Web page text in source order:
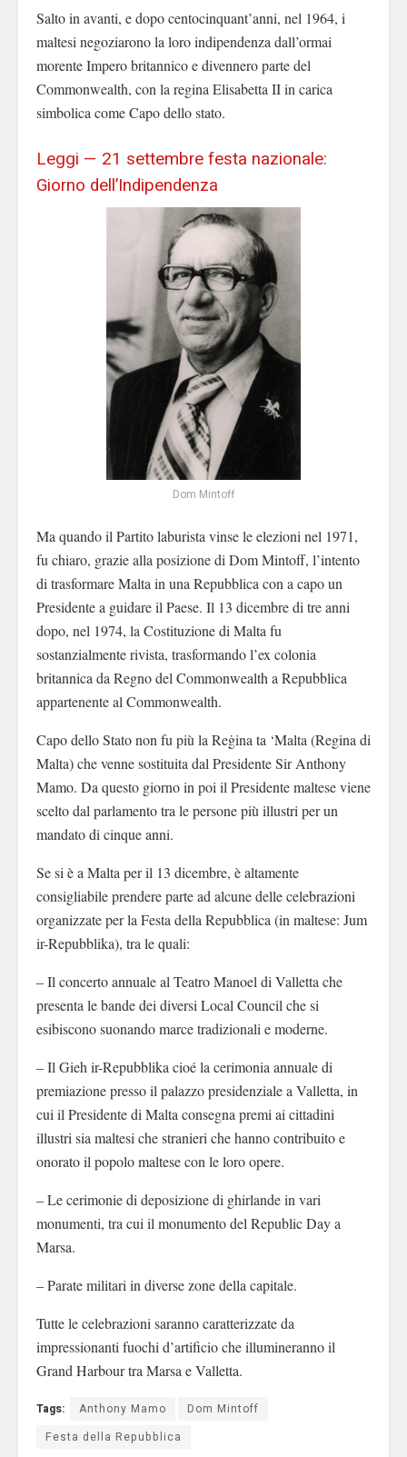
Salto in avanti, e dopo centocinquant’anni, nel 1964, i
maltesi negoziarono la loro indipendenza dall’ormai
morente Impero britannico e divennero parte del
Commonwealth, con la regina Elisabetta II in carica
simbolica come Capo dello stato.
Leggi — 21 settembre festa nazionale:
Giorno dell’Indipendenza
Dom Mintoff
Ma quando il Partito laburista vinse le elezioni nel 1971,
fu chiaro, grazie alla posizione di Dom Mintoff, l’intento
di trasformare Malta in una Repubblica con a capo un
Presidente a guidare il Paese. Il 13 dicembre di tre anni
dopo, nel 1974, la Costituzione di Malta fu
sostanzialmente rivista, trasformando l’ex colonia
britannica da Regno del Commonwealth a Repubblica
appartenente al Commonwealth.
Capo dello Stato non fu più la Reġina ta ‘Malta (Regina di
Malta) che venne sostituita dal Presidente Sir Anthony
Mamo. Da questo giorno in poi il Presidente maltese viene
scelto dal parlamento tra le persone più illustri per un
mandato di cinque anni.
Se si è a Malta per il 13 dicembre, è altamente
consigliabile prendere parte ad alcune delle celebrazioni
organizzate per la Festa della Repubblica (in maltese: Jum
ir-Repubblika), tra le quali:
– Il concerto annuale al Teatro Manoel di Valletta che
presenta le bande dei diversi Local Council che si
esibiscono suonando marce tradizionali e moderne.
– Il Gieh ir-Repubblika cioé la cerimonia annuale di
premiazione presso il palazzo presidenziale a Valletta, in
cui il Presidente di Malta consegna premi ai cittadini
illustri sia maltesi che stranieri che hanno contribuito e
onorato il popolo maltese con le loro opere.
– Le cerimonie di deposizione di ghirlande in vari
monumenti, tra cui il monumento del Republic Day a
Marsa.
– Parate militari in diverse zone della capitale.
Tutte le celebrazioni saranno caratterizzate da
impressionanti fuochi d’artificio che illumineranno il
Grand Harbour tra Marsa e Valletta.
Tags: Anthony Mamo
Dom Mintoff
Festa della Repubblica